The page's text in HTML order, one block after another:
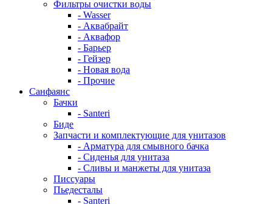
Фильтры очистки воды
- Wasser
- Аквабрайт
- Аквафор
- Барьер
- Гейзер
- Новая вода
- Прочие
Санфаянс
Бачки
- Santeri
Биде
Запчасти и комплектующие для унитазов
- Арматура для смывного бачка
- Сиденья для унитаза
- Сливы и манжеты для унитаза
Писсуары
Пьедесталы
- Santeri